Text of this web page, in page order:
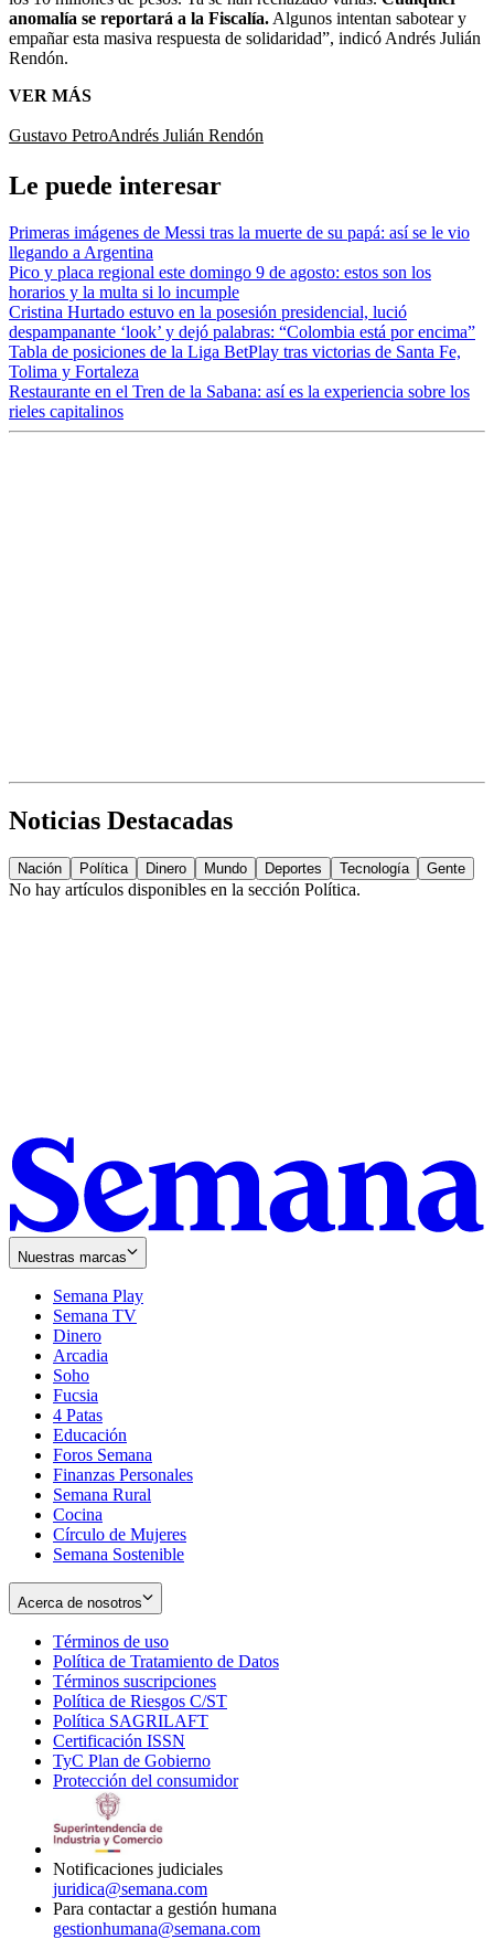
anomalía se reportará a la Fiscalía. Algunos intentan sabotear y
empañar esta masiva respuesta de solidaridad”, indicó Andrés Julián
Rendón.
VER MÁS
Gustavo PetroAndrés Julián Rendón
Le puede interesar
Primeras imágenes de Messi tras la muerte de su papá: así se le vio
llegando a Argentina
Pico y placa regional este domingo 9 de agosto: estos son los
horarios y la multa si lo incumple
Cristina Hurtado estuvo en la posesión presidencial, lució
despampanante ‘look’ y dejó palabras: “Colombia está por encima”
Tabla de posiciones de la Liga BetPlay tras victorias de Santa Fe,
Tolima y Fortaleza
Restaurante en el Tren de la Sabana: así es la experiencia sobre los
rieles capitalinos
Noticias Destacadas
Nación Política Dinero Mundo Deportes Tecnología Gente
No hay artículos disponibles en la sección Política.
Nuestras marcas
Semana Play
Semana TV
Dinero
Arcadia
Soho
in
new
window
Fucsia
in
new
window
4 Patas
Educación
Foros Semana
Finanzas Personales
Semana Rural
Cocina
Círculo de Mujeres
Semana Sostenible
Acerca de nosotros
Términos de uso
in
new
window
Política de Tratamiento de Datos
Términos suscripciones
in
Política de Riesgos C/ST
Política SAGRILAFT
new
window
Certificación ISSN
in
new
TyC Plan de Gobierno
in
Protección del consumidorOpens
Notificaciones judiciales
juridica@semana.com
Para contactar a gestión humana
gestionhumana@semana.com